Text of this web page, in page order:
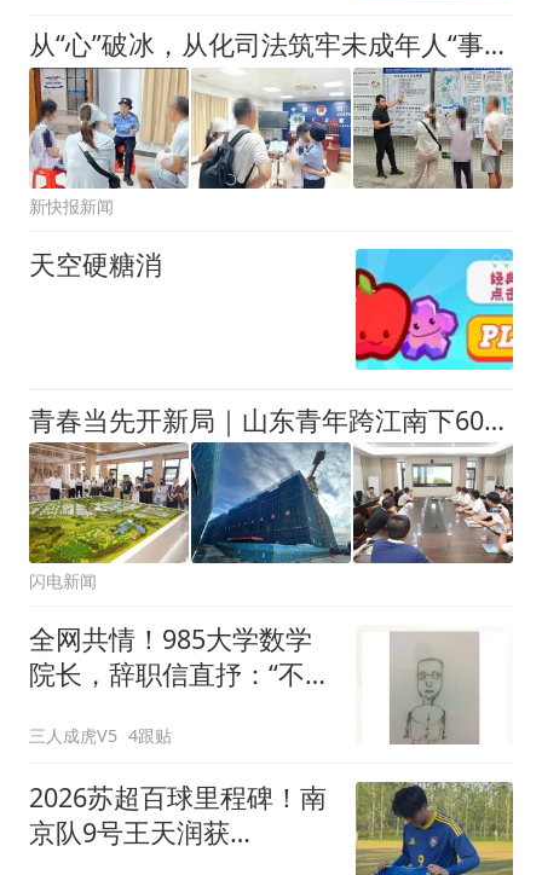
从“心”破冰，从化司法筑牢未成年人“事前防护墙”
新快报新闻
天空硬糖消
青春当先开新局｜山东青年跨江南下600公里 45.9亿EOD项目书写鲁苏协同青春故事
闪电新闻
全网共情！985大学数学
院长，辞职信直抒：“不想
三人成虎V5 4跟贴
2026苏超百球里程碑！南
京队9号王天润获